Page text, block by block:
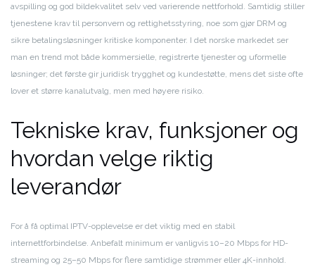
avspilling og god bildekvalitet selv ved varierende nettforhold. Samtidig stiller
tjenestene krav til personvern og rettighetsstyring, noe som gjør DRM og
sikre betalingsløsninger kritiske komponenter. I det norske markedet ser
man en trend mot både kommersielle, registrerte tjenester og uformelle
løsninger; det første gir juridisk trygghet og kundestøtte, mens det siste ofte
lover et større kanalutvalg, men med høyere risiko.
Tekniske krav, funksjoner og
hvordan velge riktig
leverandør
For å få optimal IPTV-opplevelse er det viktig med en stabil
internettforbindelse. Anbefalt minimum er vanligvis 10–20 Mbps for HD-
streaming og 25–50 Mbps for flere samtidige strømmer eller 4K-innhold.